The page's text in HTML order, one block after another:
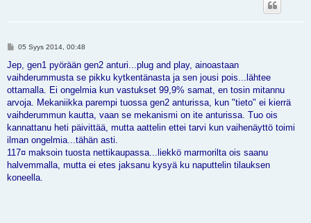
V
e
s
t
i
05 Syys 2014, 00:48
Jep, gen1 pyörään gen2 anturi...plug and play, ainoastaan
vaihderummusta se pikku kytkentänasta ja sen jousi pois...lähtee
ottamalla. Ei ongelmia kun vastukset 99,9% samat, en tosin mitannu
arvoja. Mekaniikka parempi tuossa gen2 anturissa, kun "tieto" ei kierrä
vaihderummun kautta, vaan se mekanismi on ite anturissa. Tuo ois
kannattanu heti päivittää, mutta aattelin ettei tarvi kun vaihenäyttö toimi
ilman ongelmia...tähän asti.
117¤ maksoin tuosta nettikaupassa...liekkö marmorilta ois saanu
halvemmalla, mutta ei etes jaksanu kysyä ku naputtelin tilauksen
koneella.